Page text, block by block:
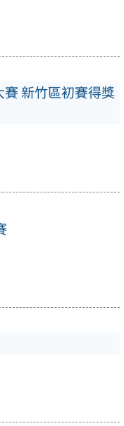
新竹區初賽得獎